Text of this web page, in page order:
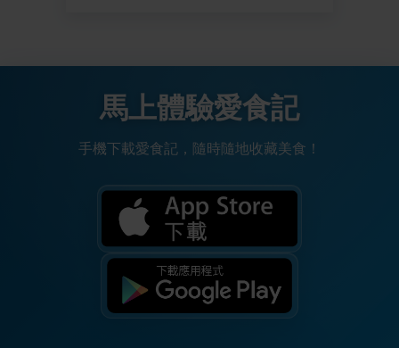
馬上體驗愛食記
手機下載愛食記，隨時隨地收藏美食！